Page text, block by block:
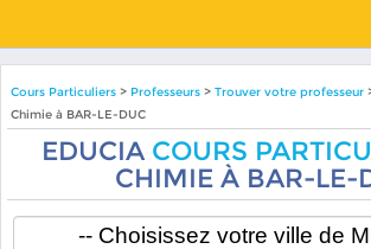
Cours Particuliers> Professeurs > Trouver votre professeur
Chimie à BAR-LE-DUC
EDUCIA COURS
CHIMIE À BAR-LE-